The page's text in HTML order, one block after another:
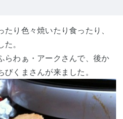
り色々焼いたり食ったり、
。
らわぁ・アークさんで、後か
くまさんが来ました。